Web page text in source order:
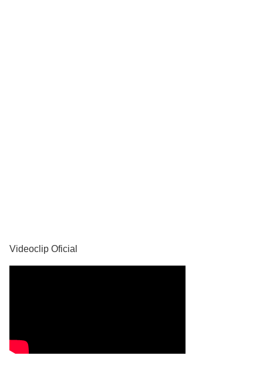
Videoclip Oficial